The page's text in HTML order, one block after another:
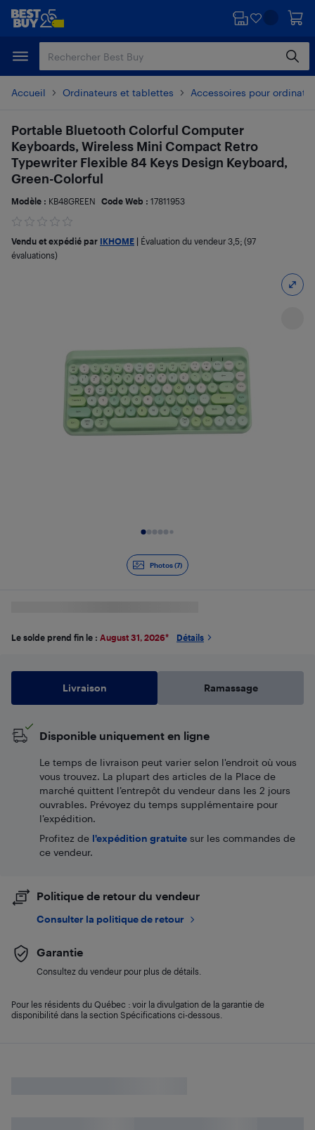
Passer
principal
Passer
Accueil Ordinateurs et tablettes Accessoires pour
Photos (7)
Portable Bluetooth Colorful Computer
Keyboards, Wireless Mini Compact Retro
Typewriter Flexible 84 Keys Design Keyboard,
Green-Colorful
Modèle : KB48GREEN Code Web : 17811953
Vendu et expédié par IKHOME Évaluation du vendeur 3,5; (97
évaluations)
Le solde prend fin le : August 31, 2026* Détails
Livraison Ramassage
Disponible uniquement en ligne
Le temps de livraison peut varier selon l'endroit où vous
vous trouvez. La plupart des articles de la Place de
marché quittent l’entrepôt du vendeur dans les 2 jours
ouvrables. Prévoyez du temps supplémentaire pour
l’expédition.
Profitez de l'expédition gratuite sur les commandes de
ce vendeur.
Politique de retour du vendeur
Consulter la politique de retour
Garantie
Consultez du vendeur pour plus de détails.
Pour les résidents du Québec : voir la divulgation de la garantie de
disponibilité dans la section Spécifications ci-dessous.